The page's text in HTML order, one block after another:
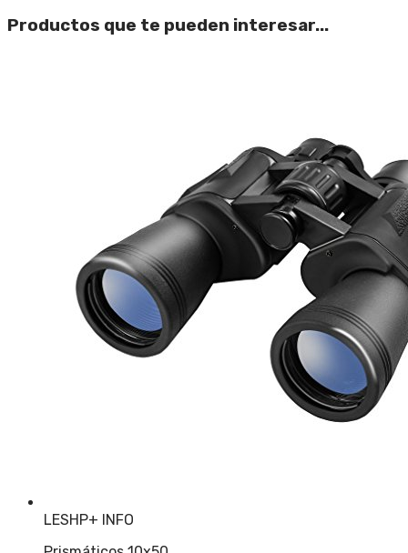
Productos que te pueden interesar...
LESHP+ INFO